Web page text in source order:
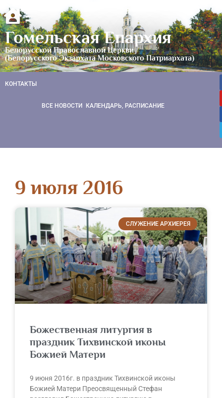
Гомельская Епархия
Белорусской Православной Церкви
(Белорусского Экзархата Московского Патриархата)
КОНТАКТЫ
ВСЕ НОВОСТИ КАЛЕНДАРЬ, РАСПИСАНИЕ
9 июля 2016
СЛУЖЕНИЕ АРХИЕРЕЯ
Божественная литургия в
праздник Тихвинской иконы
Божией Матери
9 июня 2016г. в праздник Тихвинской иконы
Божией Матери Преосвященный Стефан